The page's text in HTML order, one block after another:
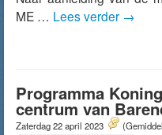
ME … Lees verder →
Programma
centrum van
Zaterdag 22 april 2023